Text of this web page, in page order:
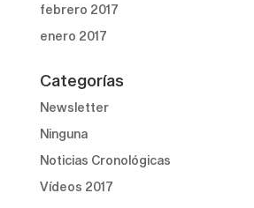
febrero 2017
enero 2017
Categorías
Newsletter
Ninguna
Noticias Cronológicas
Vídeos 2017